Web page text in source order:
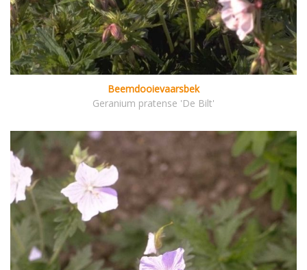
Beemdooievaarsbek
Geranium pratense 'De Bilt'